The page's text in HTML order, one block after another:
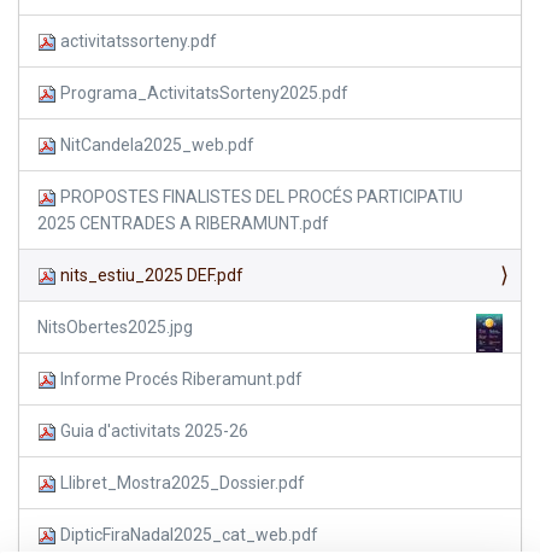
activitatssorteny.pdf
Programa_ActivitatsSorteny2025.pdf
NitCandela2025_web.pdf
PROPOSTES FINALISTES DEL PROCÉS PARTICIPATIU
2025 CENTRADES A RIBERAMUNT.pdf
nits_estiu_2025 DEF.pdf
NitsObertes2025.jpg
Informe Procés Riberamunt.pdf
Guia d'activitats 2025-26
Llibret_Mostra2025_Dossier.pdf
DipticFiraNadal2025_cat_web.pdf